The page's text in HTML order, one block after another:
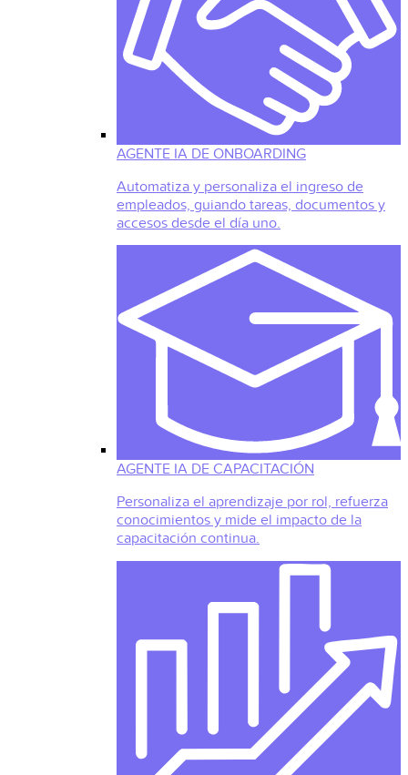
AGENTE IA DE ONBOARDING
Automatiza y personaliza el ingreso de
empleados, guiando tareas, documentos y
accesos desde el día uno.
AGENTE IA DE CAPACITACIÓN
Personaliza el aprendizaje por rol, refuerza
conocimientos y mide el impacto de la
capacitación continua.